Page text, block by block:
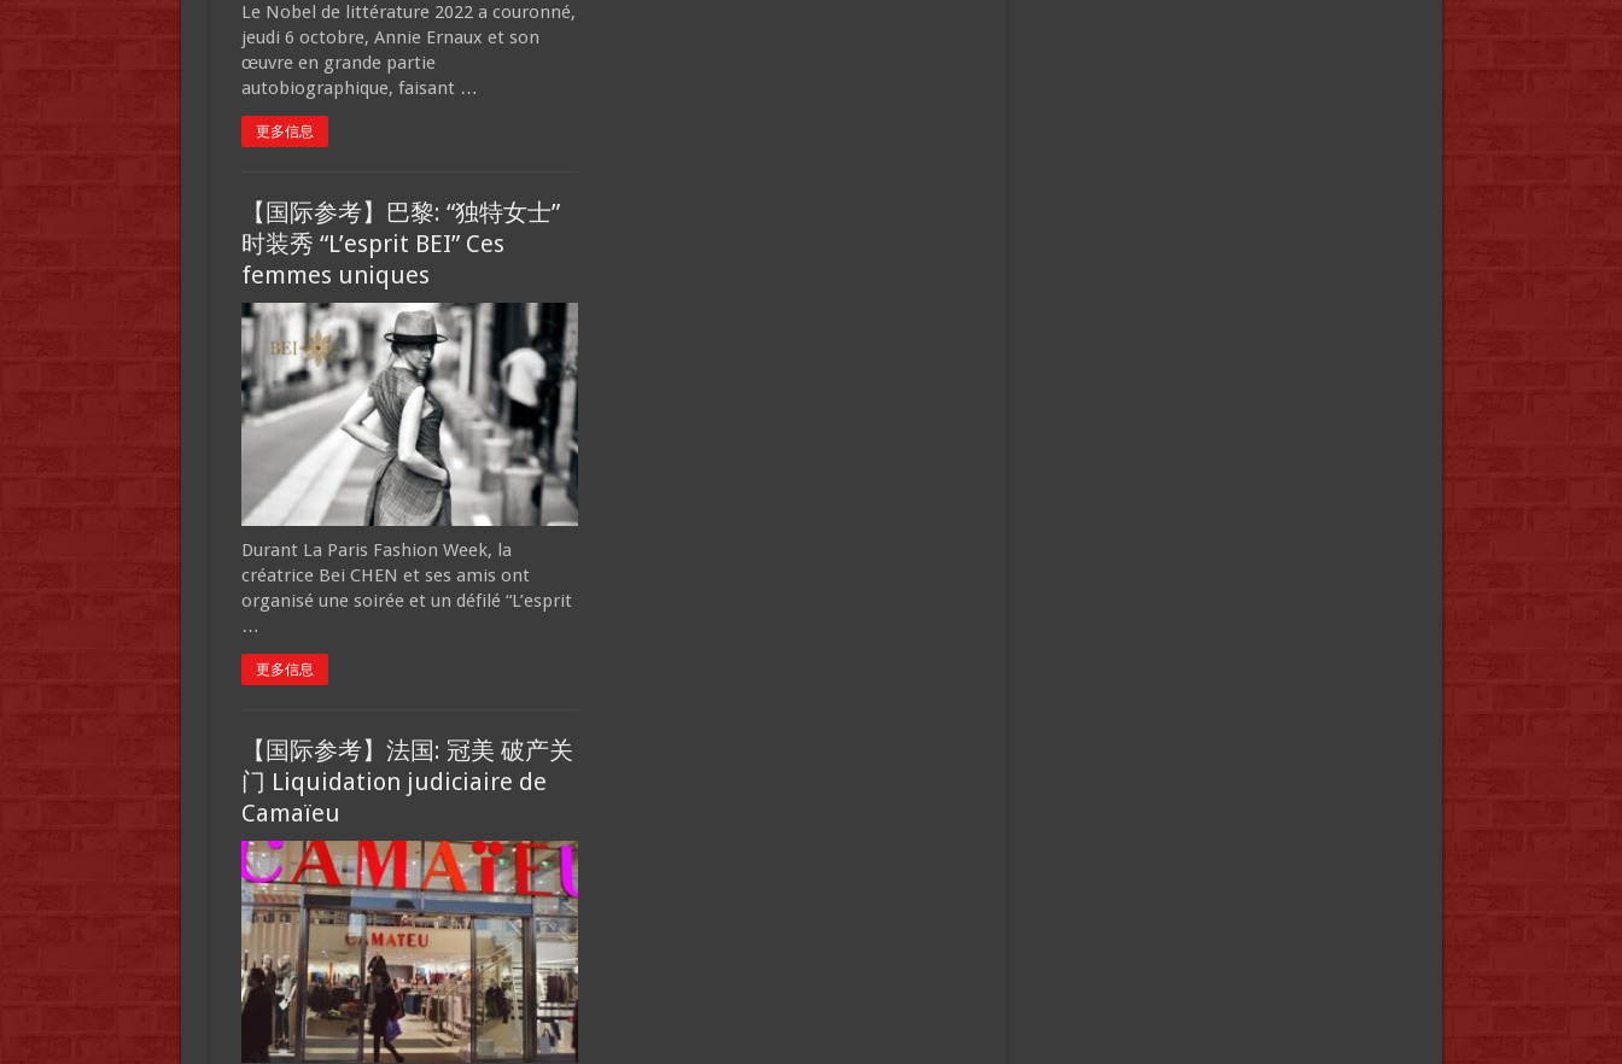
Le Nobel de littérature 2022 a couronné,
jeudi 6 octobre, Annie Ernaux et son
œuvre en grande partie
autobiographique, faisant …
更多信息
【国际参考】巴黎: “独特女士”
时装秀 “L’esprit BEI” Ces
femmes uniques
Durant La Paris Fashion Week, la
créatrice Bei CHEN et ses amis ont
organisé une soirée et un défilé “L’esprit
…
更多信息
【国际参考】法国: 冠美 破产关
门 Liquidation judiciaire de
Camaïeu